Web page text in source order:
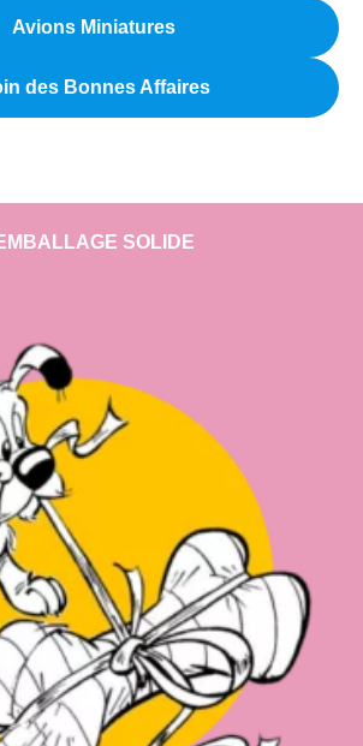
Avions Miniatures
des Bonnes Affaires
SOLIDE